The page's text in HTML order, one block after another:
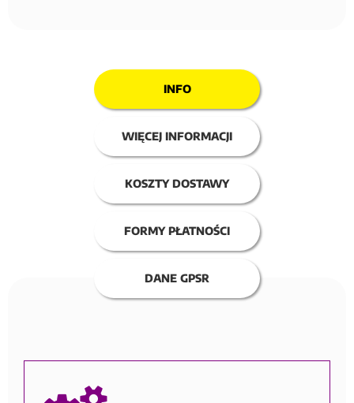
INFO
WIĘCEJ INFORMACJI
KOSZTY DOSTAWY
FORMY PŁATNOŚCI
DANE GPSR